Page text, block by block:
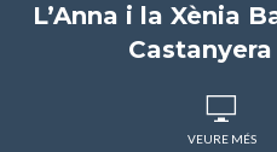
L’Anna i la Xènia
VEURE MÉS